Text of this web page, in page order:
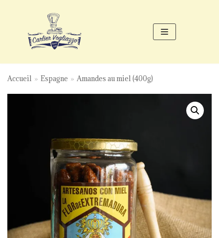
contenu
Accueil » Espagne » Amandes au miel (400g)